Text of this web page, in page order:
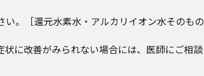
。［還元水素水・アルカリイオン水その
状に改善がみられない場合には、医師にご相